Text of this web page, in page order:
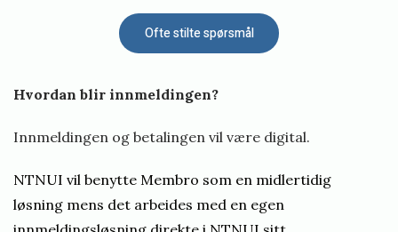
Ofte stilte spørsmål
Hvordan blir innmeldingen?
Innmeldingen og betalingen vil være digital.
NTNUI vil benytte Membro som en midlertidig
løsning mens det arbeides med en egen